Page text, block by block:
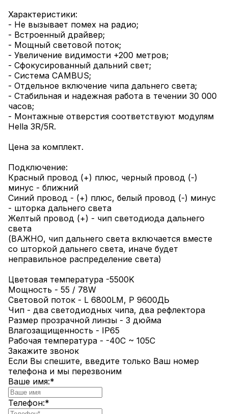
Характеристики:
- Не вызывает помех на радио;
- Встроенный драйвер;
- Мощный световой поток;
- Увеличение видимости +200 метров;
- Сфокусированный дальний свет;
- Система CAMBUS;
- Отдельное включение чипа дальнего света;
- Стабильная и надежная работа в течении 30 000
часов;
- Монтажные отверстия соответствуют модулям
Hella 3R/5R.
Цена за комплект.
Подключение:
Красный провод (+) плюс, черный провод (-)
минус - ближний
Синий провод - (+) плюс, белый провод (-) минус
- шторка дальнего света
Желтый провод (+) - чип светодиода дальнего
света
(ВАЖНО, чип дальнего света включается вместе
со шторкой дальнего света, иначе будет
неправильное распределение света)
Цветовая температура -5500K
Мощность - 55 / 78W
Световой поток - L 6800LM, Р 9600ДЬ
Чип - два светодиодных чипа, два рефлектора
Размер прозрачной линзы - 3 дюйма
Влагозащищенность - IP65
Рабочая температура - -40C ~ 105C
Закажите звонок
Если Вы спешите, введите только Ваш номер
телефона и мы перезвоним
Ваше имя:*
Телефон:*